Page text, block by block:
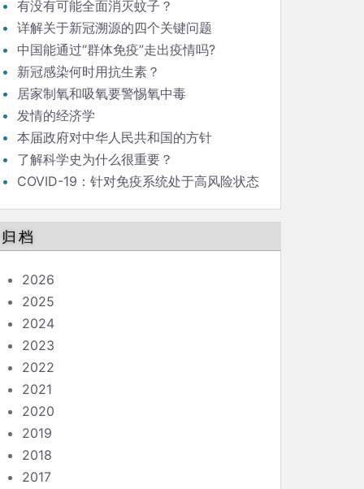
有没有可能全面消灭蚊子？
详解关于新冠溯源的四个关键问题
中国能通过“群体免疫”走出疫情吗?
新冠感染何时用抗生素？
居家制氧和吸氧要警惕氧中毒
发情的经济学
本届政府对中华人民共和国的方针
了解科学史为什么很重要？
COVID-19：针对免疫系统处于高风险状态
归档
2026
2025
2024
2023
2022
2021
2020
2019
2018
2017